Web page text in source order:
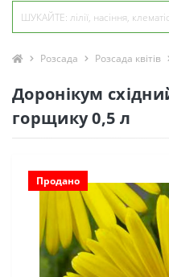
Розсада Розсада квітів
Доронікум
горщику 0,5 л
Продано